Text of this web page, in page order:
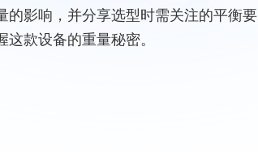
的影响，并分享选型时需关注的平衡要
这款设备的重量秘密。